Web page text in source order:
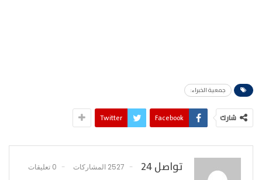
جمعية الخبراء:
شارك Facebook
Twitter
تواصل 24 2527 المشاركات 0 تعليقات